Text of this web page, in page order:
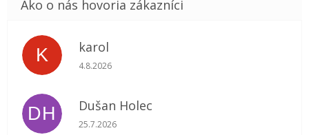
K karol
Hodnotenie obchodu je 5 z 5 hviezdičiek.
4.8.2026
DH Dušan Holec
Hodnotenie obchodu je 5 z 5 hviezdičiek.
25.7.2026